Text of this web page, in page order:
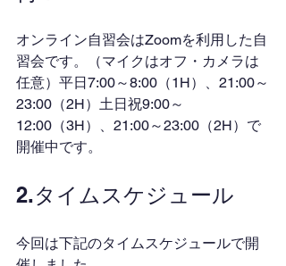
オンライン自習会はZoomを利用した自
習会です。（マイクはオフ・カメラは
任意）平日7:00～8:00（1H）、21:00～
23:00（2H）土日祝9:00～
12:00（3H）、21:00～23:00（2H）で
開催中です。
2.タイムスケジュール
今回は下記のタイムスケジュールで開